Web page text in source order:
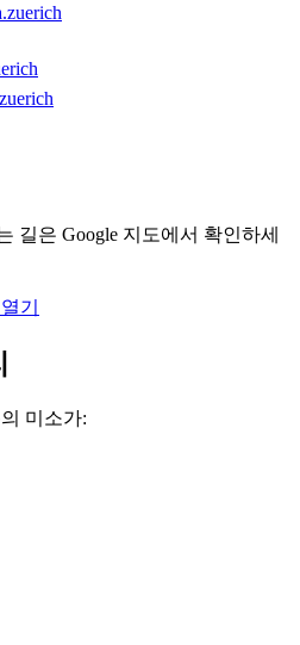
길은 Google 지도에서 확인하세
기
미소가: